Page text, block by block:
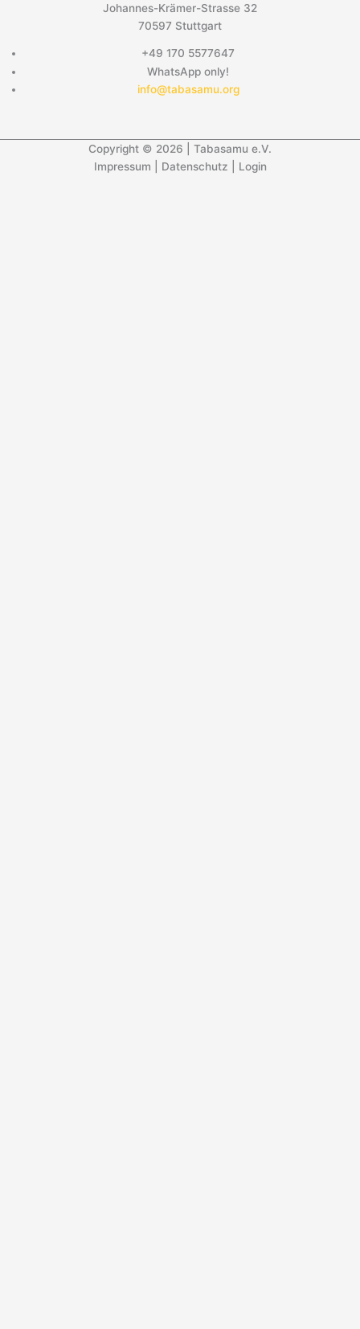
Johannes-Krämer-Strasse 32
70597 Stuttgart
+49 170 5577647
WhatsApp only!
info@tabasamu.org
Copyright © 2026 | Tabasamu e.V.
Impressum
Datenschutz Login